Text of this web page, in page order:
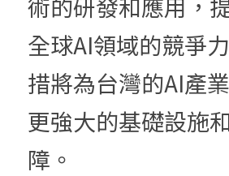
術的研發和應用，
全球AI領域的競爭
措將為台灣的AI產
更強大的基礎設施
障。